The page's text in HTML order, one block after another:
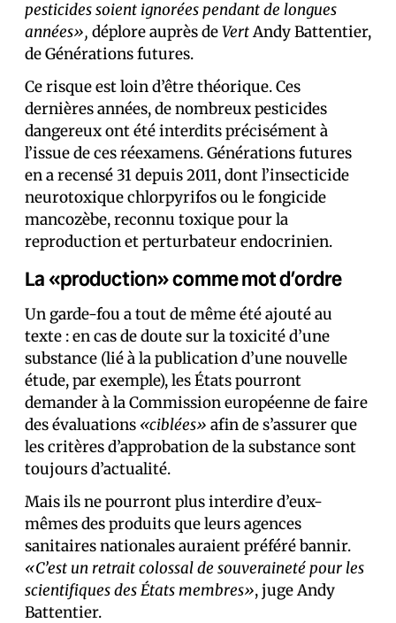
pesticides soient ignorées pendant de longues
années», déplore auprès deVertAndy Battentier,
de Générations futures.
Ce risque est loin d’être théorique. Ces
dernières années, de nombreux pesticides
dangereux ont été interdits précisément à
l’issue de ces réexamens. Générations futures
en a recensé 31 depuis 2011, dont l’insecticide
neurotoxique chlorpyrifos ou le fongicide
mancozèbe, reconnu toxique pour la
reproduction et perturbateur endocrinien.
La «production» comme mot d’ordre
Un garde-fou a tout de même été ajouté au
texte : en cas de doute sur la toxicité d’une
substance (lié à la publication d’une nouvelle
étude, par exemple), les États pourront
demander à la Commission européenne de faire
des évaluations «ciblées» afin de s’assurer que
les critères d’approbation de la substance sont
toujours d’actualité.
Mais ils ne pourront plus interdire d’eux-
mêmes des produits que leurs agences
sanitaires nationales auraient préféré bannir.
«C’est un retrait colossal de souveraineté pour les
scientifiques des États membres», juge Andy
Battentier.